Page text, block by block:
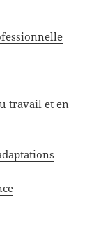
travail et en